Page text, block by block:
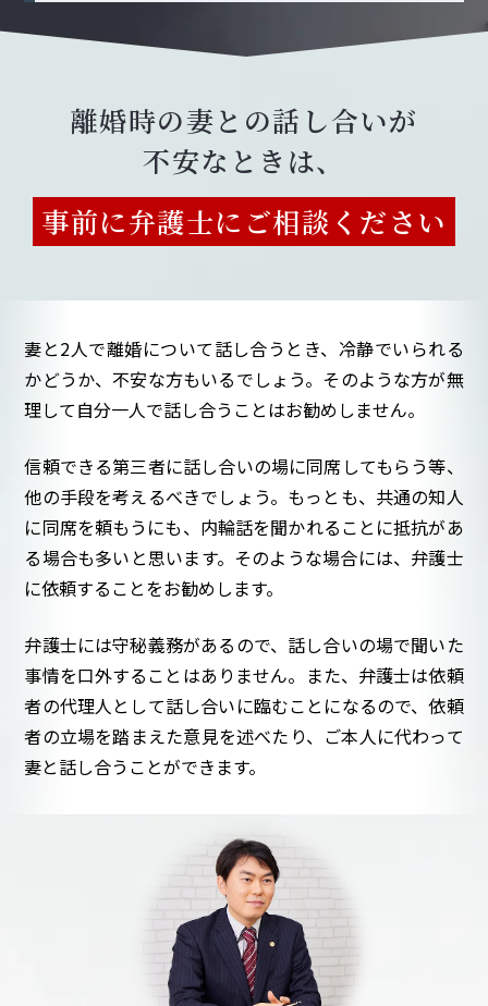
離婚時の妻との話し合いが
不安なときは、
事前に弁護士にご相談ください
妻と2人で離婚について話し合うとき、冷静でいられる
かどうか、不安な方もいるでしょう。そのような方が無
理して自分一人で話し合うことはお勧めしません。
信頼できる第三者に話し合いの場に同席してもらう等、
他の手段を考えるべきでしょう。もっとも、共通の知人
に同席を頼もうにも、内輪話を聞かれることに抵抗があ
る場合も多いと思います。そのような場合には、弁護士
に依頼することをお勧めします。
弁護士には守秘義務があるので、話し合いの場で聞いた
事情を口外することはありません。また、弁護士は依頼
者の代理人として話し合いに臨むことになるので、依頼
者の立場を踏まえた意見を述べたり、ご本人に代わって
妻と話し合うことができます。